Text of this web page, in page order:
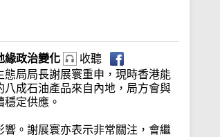
緣政治變化
收聽
局局長謝展寰重申，現時香港能
成石油產品來自內地，局方會與
定供應。
。謝展寰亦表示非常關注，會繼